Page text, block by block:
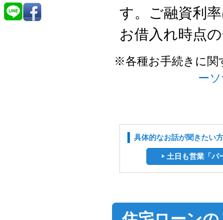
す。ご融資利
お借入れ時点
※各種お手続きに
ー
具体的なお話が聞きたい方
土日も営業「パ